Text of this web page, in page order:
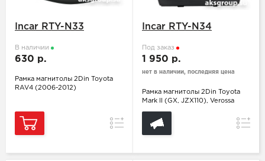
Incar RTY-N33
В наличии
630 р.
Рамка магнитолы 2Din Toyota
RAV4 (2006-2012)
Сравнение
Incar RTY-N34
Под заказ
1 950 р.
нет в наличии, последняя цена
Рамка магнитолы 2Din Toyota
Mark II (GX, JZX110), Verossa